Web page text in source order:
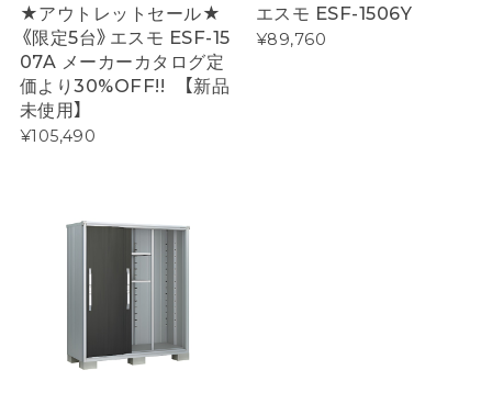
★アウトレットセール★
《限定5台》エスモ ESF-15
07A メーカーカタログ定
価より30%OFF!! 【新品
未使用】
¥105,490
エスモ ESF-1506Y
¥89,760